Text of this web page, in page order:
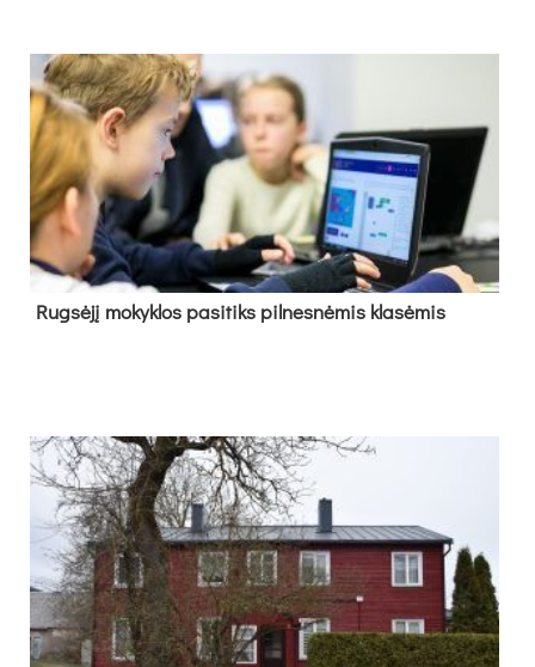
Rug­sė­jį mo­kyk­los pa­si­tiks pil­nes­nė­mis kla­sė­mis